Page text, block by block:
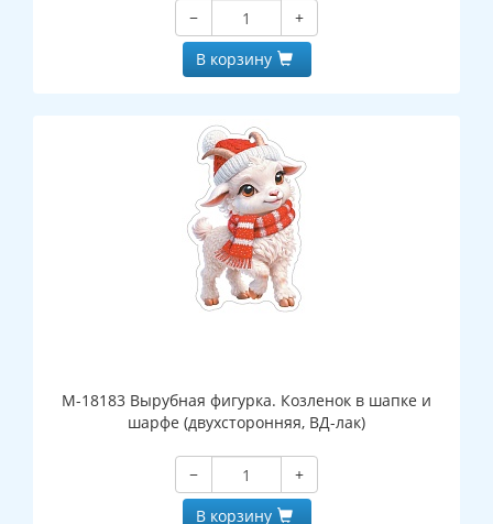
−
+
В корзину
М-18183 Вырубная фигурка. Козленок в шапке и
шарфе (двухсторонняя, ВД-лак)
−
+
В корзину